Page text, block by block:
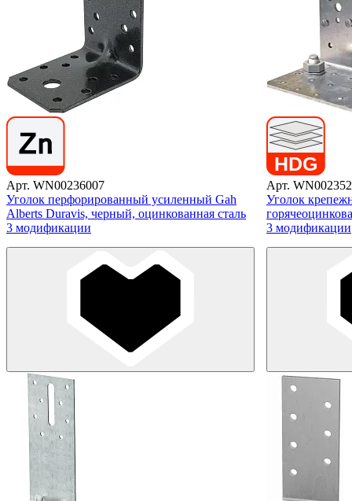
Арт. WN00236007
Уголок перфорированный усиленный Gah
Alberts Duravis, черный, оцинкованная сталь
3 модификации
Арт.
Уголок
3 модификации